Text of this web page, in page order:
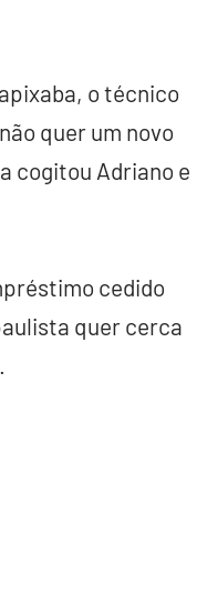
o técnico
quer um novo
cogitou Adriano e
cedido
quer cerca